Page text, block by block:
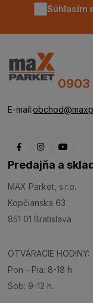
Súhlasím
0903
E-mail:
Predajňa a
MAX Parket, s.r.o.
Kopčianska 63
851 01 Bratislava
OTVÁRACIE HODINY:
Pon - Pia: 8-18 h.
Sob: 9-12 h.